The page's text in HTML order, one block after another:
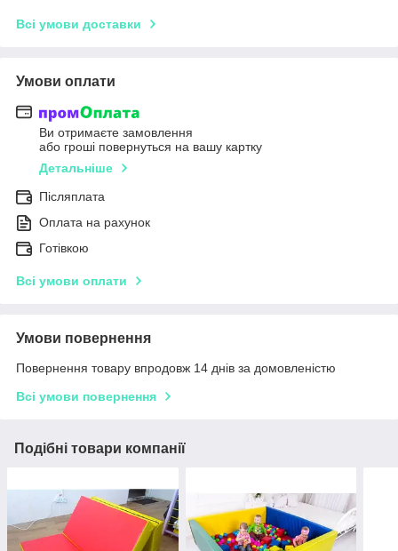
Всі умови доставки
Умови оплати
Ви отримаєте замовлення
або гроші повернуться на вашу картку
Детальніше
Післяплата
Оплата на рахунок
Готівкою
Всі умови оплати
Умови повернення
Повернення товару впродовж 14 днів за домовленістю
Всі умови повернення
Подібні товари компанії